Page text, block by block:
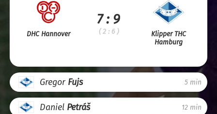
DHC Hannover
7 : 9
( 2 : 6 )
Klipper THC
Hamburg
Gregor Fujs 5 min
Daniel Petráš 12 min